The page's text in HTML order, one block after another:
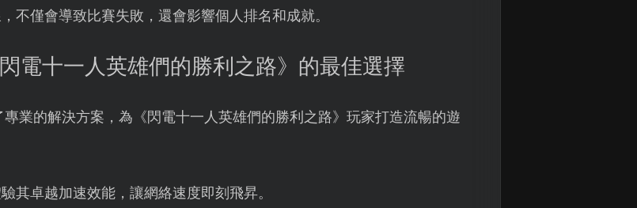
不僅會導致比賽失敗，還會影響個人排名和成就。
電十一人英雄們的勝利之路》的最佳選擇
專業的解決方案，為《閃電十一人英雄們的勝利之路》玩家打造流暢的遊
其卓越加速效能，讓網絡速度即刻飛昇。